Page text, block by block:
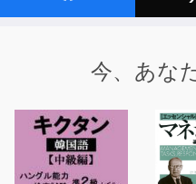
いかなければならない立
ます。
今、あな